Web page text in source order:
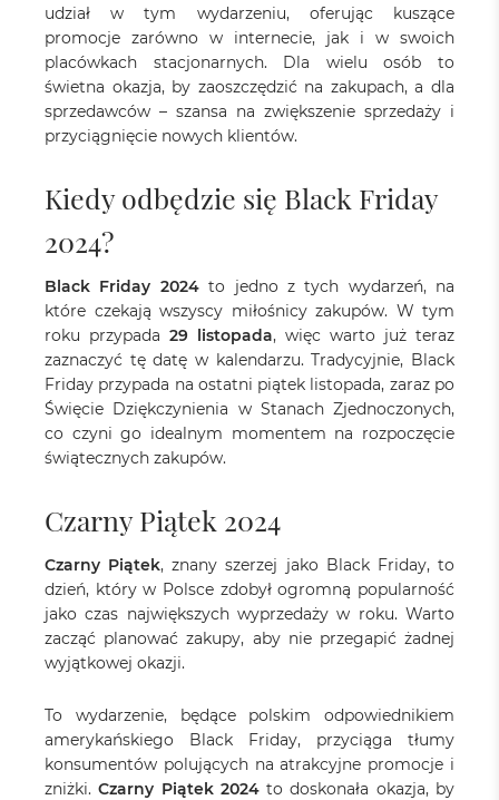
udział w tym wydarzeniu, oferując kuszące
promocje zarówno w internecie, jak i w swoich
placówkach stacjonarnych. Dla wielu osób to
świetna okazja, by zaoszczędzić na zakupach, a dla
sprzedawców – szansa na zwiększenie sprzedaży i
przyciągnięcie nowych klientów.
Kiedy odbędzie się Black Friday
2024?
Black Friday 2024to jedno z tych wydarzeń, na
które czekają wszyscy miłośnicy zakupów. W tym
roku przypada 29 listopada, więc warto już teraz
zaznaczyć tę datę w kalendarzu. Tradycyjnie, Black
Friday przypada na ostatni piątek listopada, zaraz po
Święcie Dziękczynienia w Stanach Zjednoczonych,
co czyni go idealnym momentem na rozpoczęcie
świątecznych zakupów.
Czarny Piątek 2024
Czarny Piątek, znany szerzej jako Black Friday, to
dzień, który w Polsce zdobył ogromną popularność
jako czas największych wyprzedaży w roku. Warto
zacząć planować zakupy, aby nie przegapić żadnej
wyjątkowej okazji.
To wydarzenie, będące polskim odpowiednikiem
amerykańskiego Black Friday, przyciąga tłumy
konsumentów polujących na atrakcyjne promocje i
zniżki.Czarny Piątek 2024to doskonała okazja, by